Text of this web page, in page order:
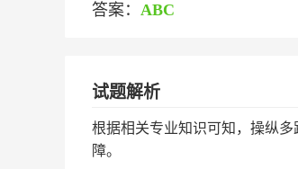
答案： ABC
试题解析
根据相关专业知识可知，操纵
障。